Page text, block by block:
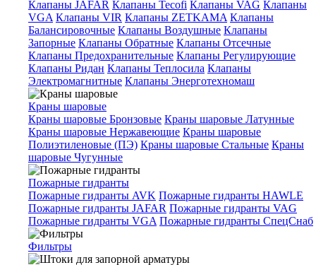
Клапаны JAFAR Клапаны Tecofi Клапаны VAG Клапаны
VGA Клапаны VIR Клапаны ZETKAMA Клапаны
Балансировочные Клапаны Воздушные Клапаны
Запорные Клапаны Обратные Клапаны Отсечные
Клапаны Предохранительные Клапаны Регулирующие
Клапаны Ридан Клапаны Теплосила Клапаны
Электромагнитные Клапаны Энерготехномаш
Краны шаровые
Краны шаровые Бронзовые Краны шаровые Латунные
Краны шаровые Нержавеющие Краны шаровые
Полиэтиленовые (ПЭ) Краны шаровые Стальные Краны
шаровые Чугунные
Пожарные гидранты
Пожарные гидранты AVK Пожарные гидранты HAWLE
Пожарные гидранты JAFAR Пожарные гидранты VAG
Пожарные гидранты VGA Пожарные гидранты СпецСнаб
Фильтры